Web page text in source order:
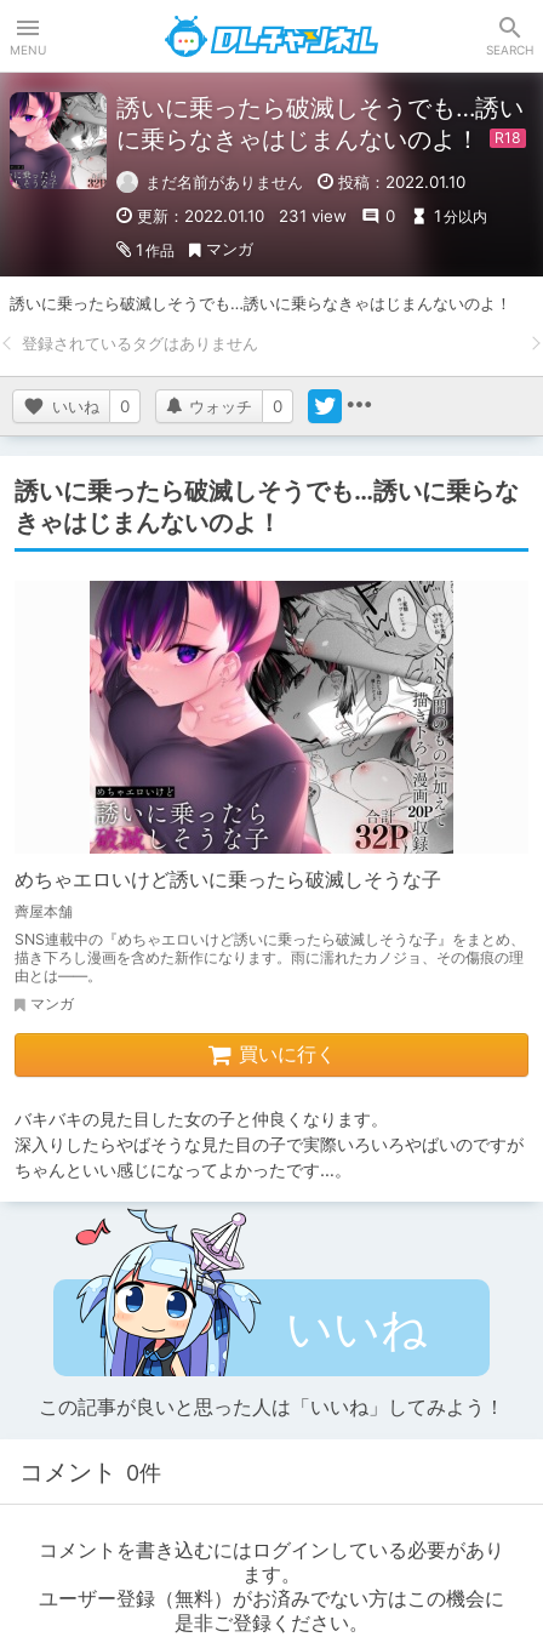
MENU SEARCH
誘いに乗ったら破滅しそうでも…誘い
に乗らなきゃはじまんないのよ！
まだ名前がありません
投稿：2022.01.10
更新：2022.01.10
231 view 0 1 分以内
1 作品 マンガ
誘いに乗ったら破滅しそうでも…誘いに乗らなきゃはじまんないのよ！
いいね 0 ウォッチ 0
誘いに乗ったら破滅しそうでも…誘いに乗らな
きゃはじまんないのよ！
めちゃエロいけど誘いに乗ったら破滅しそうな子
薺屋本舗
SNS連載中の『めちゃエロいけど誘いに乗ったら破滅しそうな子』をまとめ、
描き下ろし漫画を含めた新作になります。雨に濡れたカノジョ、その傷痕の理
由とは――。
マンガ
買いに行く
バキバキの見た目した女の子と仲良くなります。
深入りしたらやばそうな見た目の子で実際いろいろやばいのですが
ちゃんといい感じになってよかったです…。
いいね
この記事が良いと思った人は「いいね」してみよう！
コメント 0件
コメントを書き込むにはログインしている必要があり
ます。
ユーザー登録（無料）がお済みでない方はこの機会に
是非ご登録ください。